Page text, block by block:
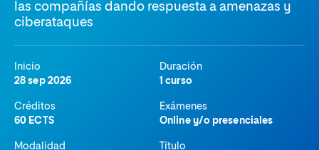
las compañías dando respuesta a amenazas y
ciberataques
Inicio
28 sep 2026
Duración
1 curso
Créditos
60 ECTS
Exámenes
Online y/o presenciales
Modalidad
Título